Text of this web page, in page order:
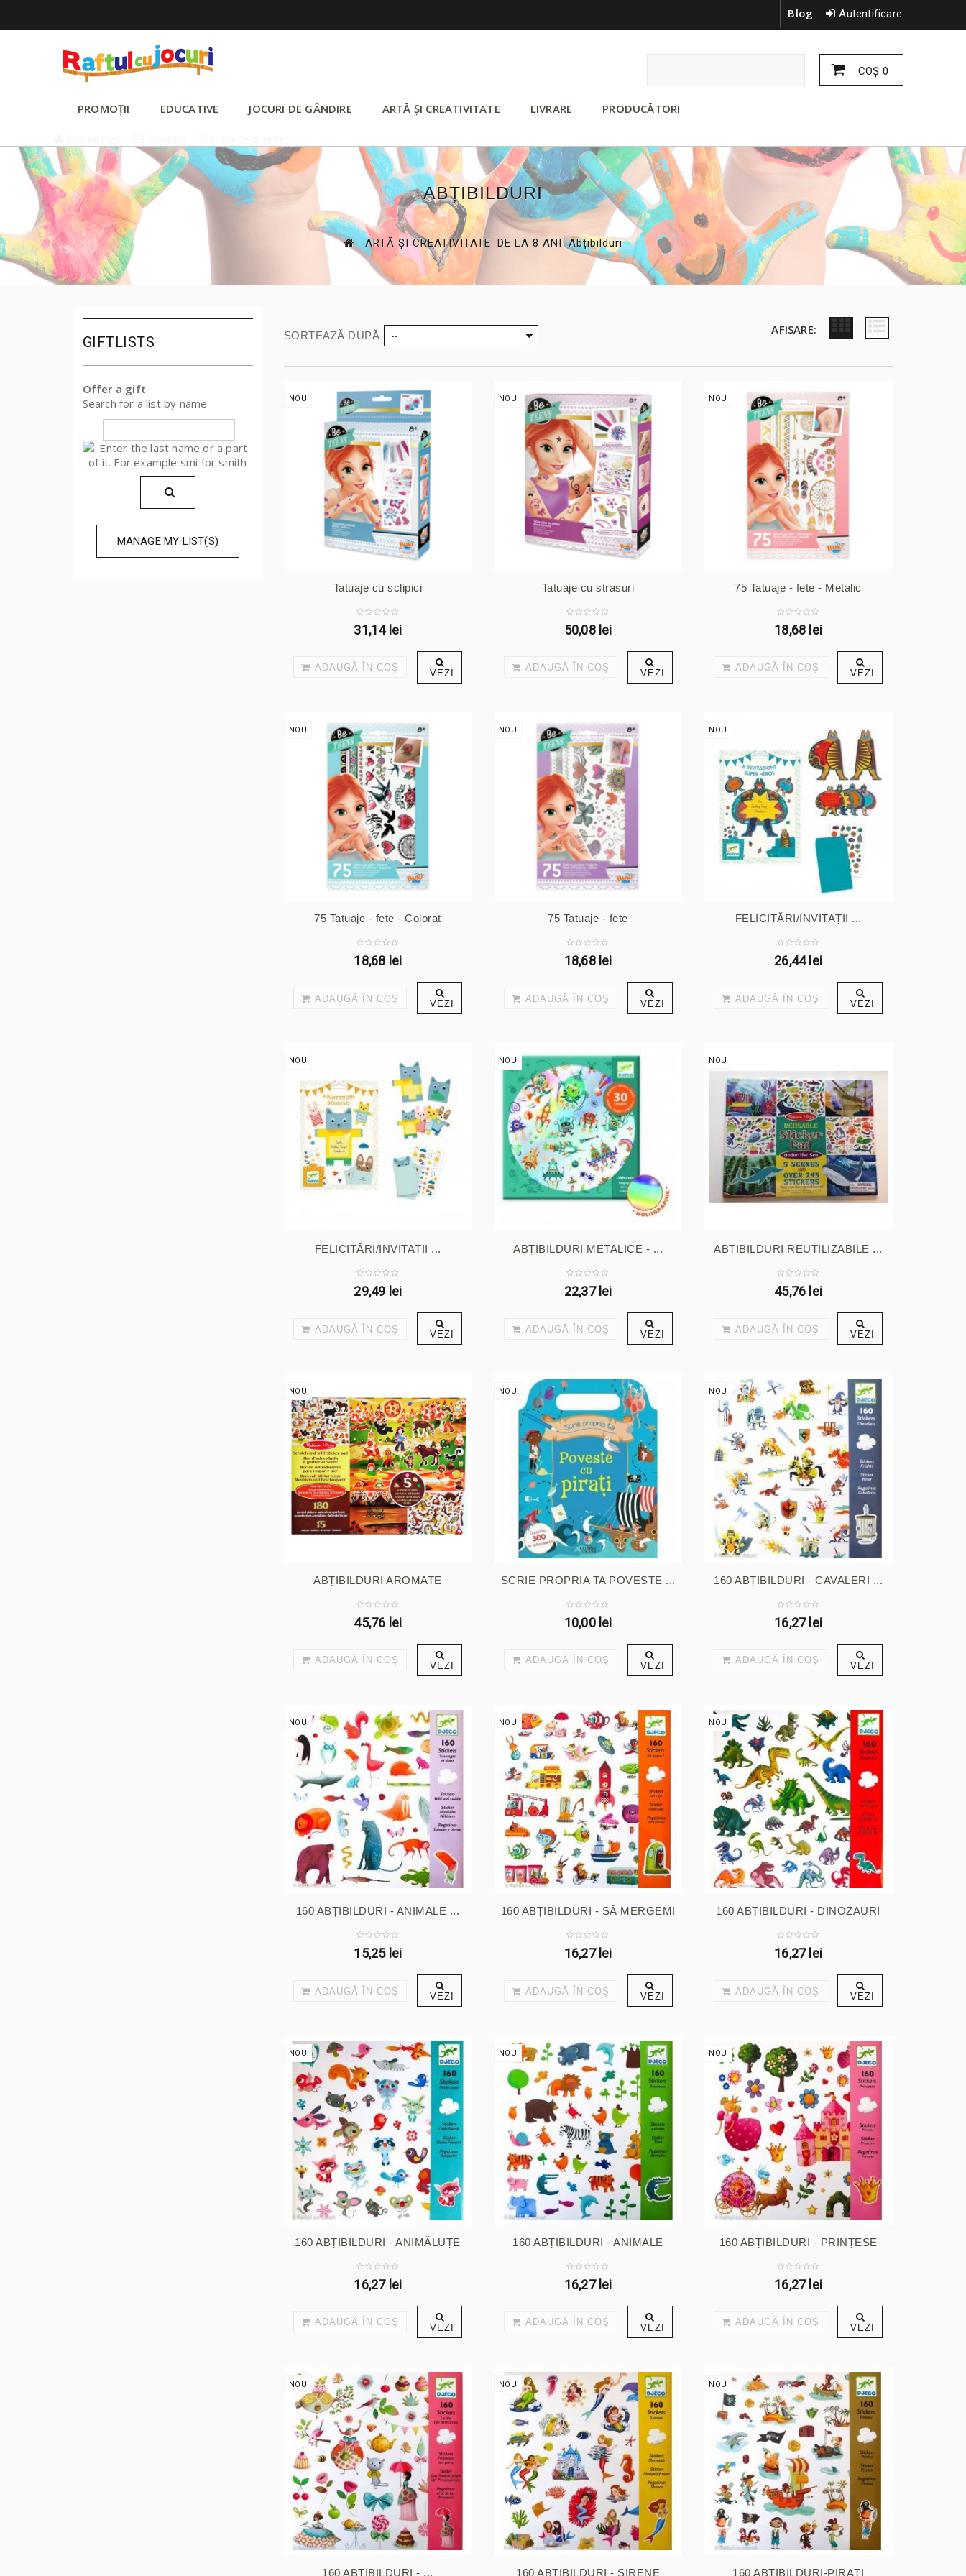
Autentificare
Blog
COŞ 0
PROMOȚII EDUCATIVE JOCURI DE GÂNDIRE ARTĂ ȘI CREATIVITATE LIVRARE PRODUCĂTORI
ABȚIBILDURI
>
ARTĂ ȘI CREATIVITATE DE LA 8 ANI
>
Abțibilduri
GIFTLISTS
Offer a gift
Search for a list by name
MANAGE MY LIST(S)
AFISARE:
SORTEAZĂ DUPĂ --
NOU
Tatuaje cu sclipici
31,14 lei
ADAUGĂ ÎN COŞ VEZI
NOU
Tatuaje cu strasuri
50,08 lei
ADAUGĂ ÎN COŞ VEZI
NOU
75 Tatuaje - fete - Metalic
18,68 lei
ADAUGĂ ÎN COŞ VEZI
NOU
75 Tatuaje - fete - Colorat
18,68 lei
ADAUGĂ ÎN COŞ VEZI
NOU
75 Tatuaje - fete
18,68 lei
ADAUGĂ ÎN COŞ VEZI
NOU
FELICITĂRI/INVITAȚII ...
26,44 lei
ADAUGĂ ÎN COŞ VEZI
NOU
FELICITĂRI/INVITAȚII ...
29,49 lei
ADAUGĂ ÎN COŞ VEZI
NOU
ABȚIBILDURI METALICE - ...
22,37 lei
ADAUGĂ ÎN COŞ VEZI
NOU
ABȚIBILDURI REUTILIZABILE ...
45,76 lei
ADAUGĂ ÎN COŞ VEZI
NOU
ABȚIBILDURI AROMATE
45,76 lei
ADAUGĂ ÎN COŞ VEZI
NOU
SCRIE PROPRIA TA POVESTE ...
10,00 lei
ADAUGĂ ÎN COŞ VEZI
NOU
160 ABȚIBILDURI - CAVALERI ...
16,27 lei
ADAUGĂ ÎN COŞ VEZI
NOU
160 ABȚIBILDURI - ANIMALE ...
15,25 lei
ADAUGĂ ÎN COŞ VEZI
NOU
160 ABȚIBILDURI - SĂ MERGEM!
16,27 lei
ADAUGĂ ÎN COŞ VEZI
NOU
160 ABȚIBILDURI - DINOZAURI
16,27 lei
ADAUGĂ ÎN COŞ VEZI
NOU
160 ABȚIBILDURI - ANIMĂLUȚE
16,27 lei
ADAUGĂ ÎN COŞ VEZI
NOU
160 ABȚIBILDURI - ANIMALE
16,27 lei
ADAUGĂ ÎN COŞ VEZI
NOU
160 ABȚIBILDURI - PRINȚESE
16,27 lei
ADAUGĂ ÎN COŞ VEZI
NOU
160 ABȚIBILDURI - ...
NOU
160 ABȚIBILDURI - SIRENE
NOU
160 ABȚIBILDURI-PIRAȚI